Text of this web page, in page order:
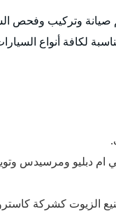
وتركيب وفحص
لكافة أنواع
ام دبليو ومرسيدس